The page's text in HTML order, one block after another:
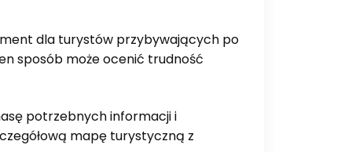
dla turystów przybywających po
sposób może ocenić trudność
potrzebnych informacji i
mapę turystyczną z